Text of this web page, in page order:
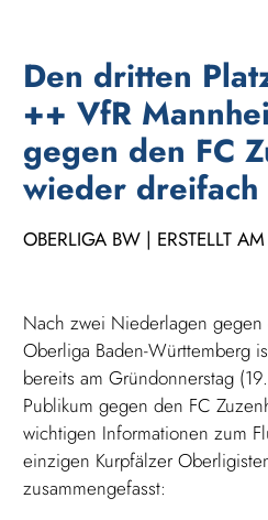
Den dritten
++ VfR
gegen den FC
wieder
OBERLIGA BW | ERSTELLT
Nach zwei Niederlagen gegen
Oberliga Baden-Württemberg
bereits am Gründonnerstag
Publikum gegen den FC
wichtigen Informationen zum
einzigen Kurpfälzer
zusammengefasst: